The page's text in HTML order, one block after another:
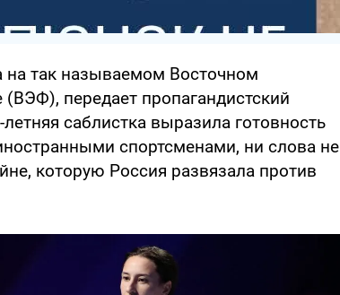
на так называемом Восточном
передает пропагандистский
саблистка выразила готовность
спортсменами, ни слова не
которую Россия развязала против